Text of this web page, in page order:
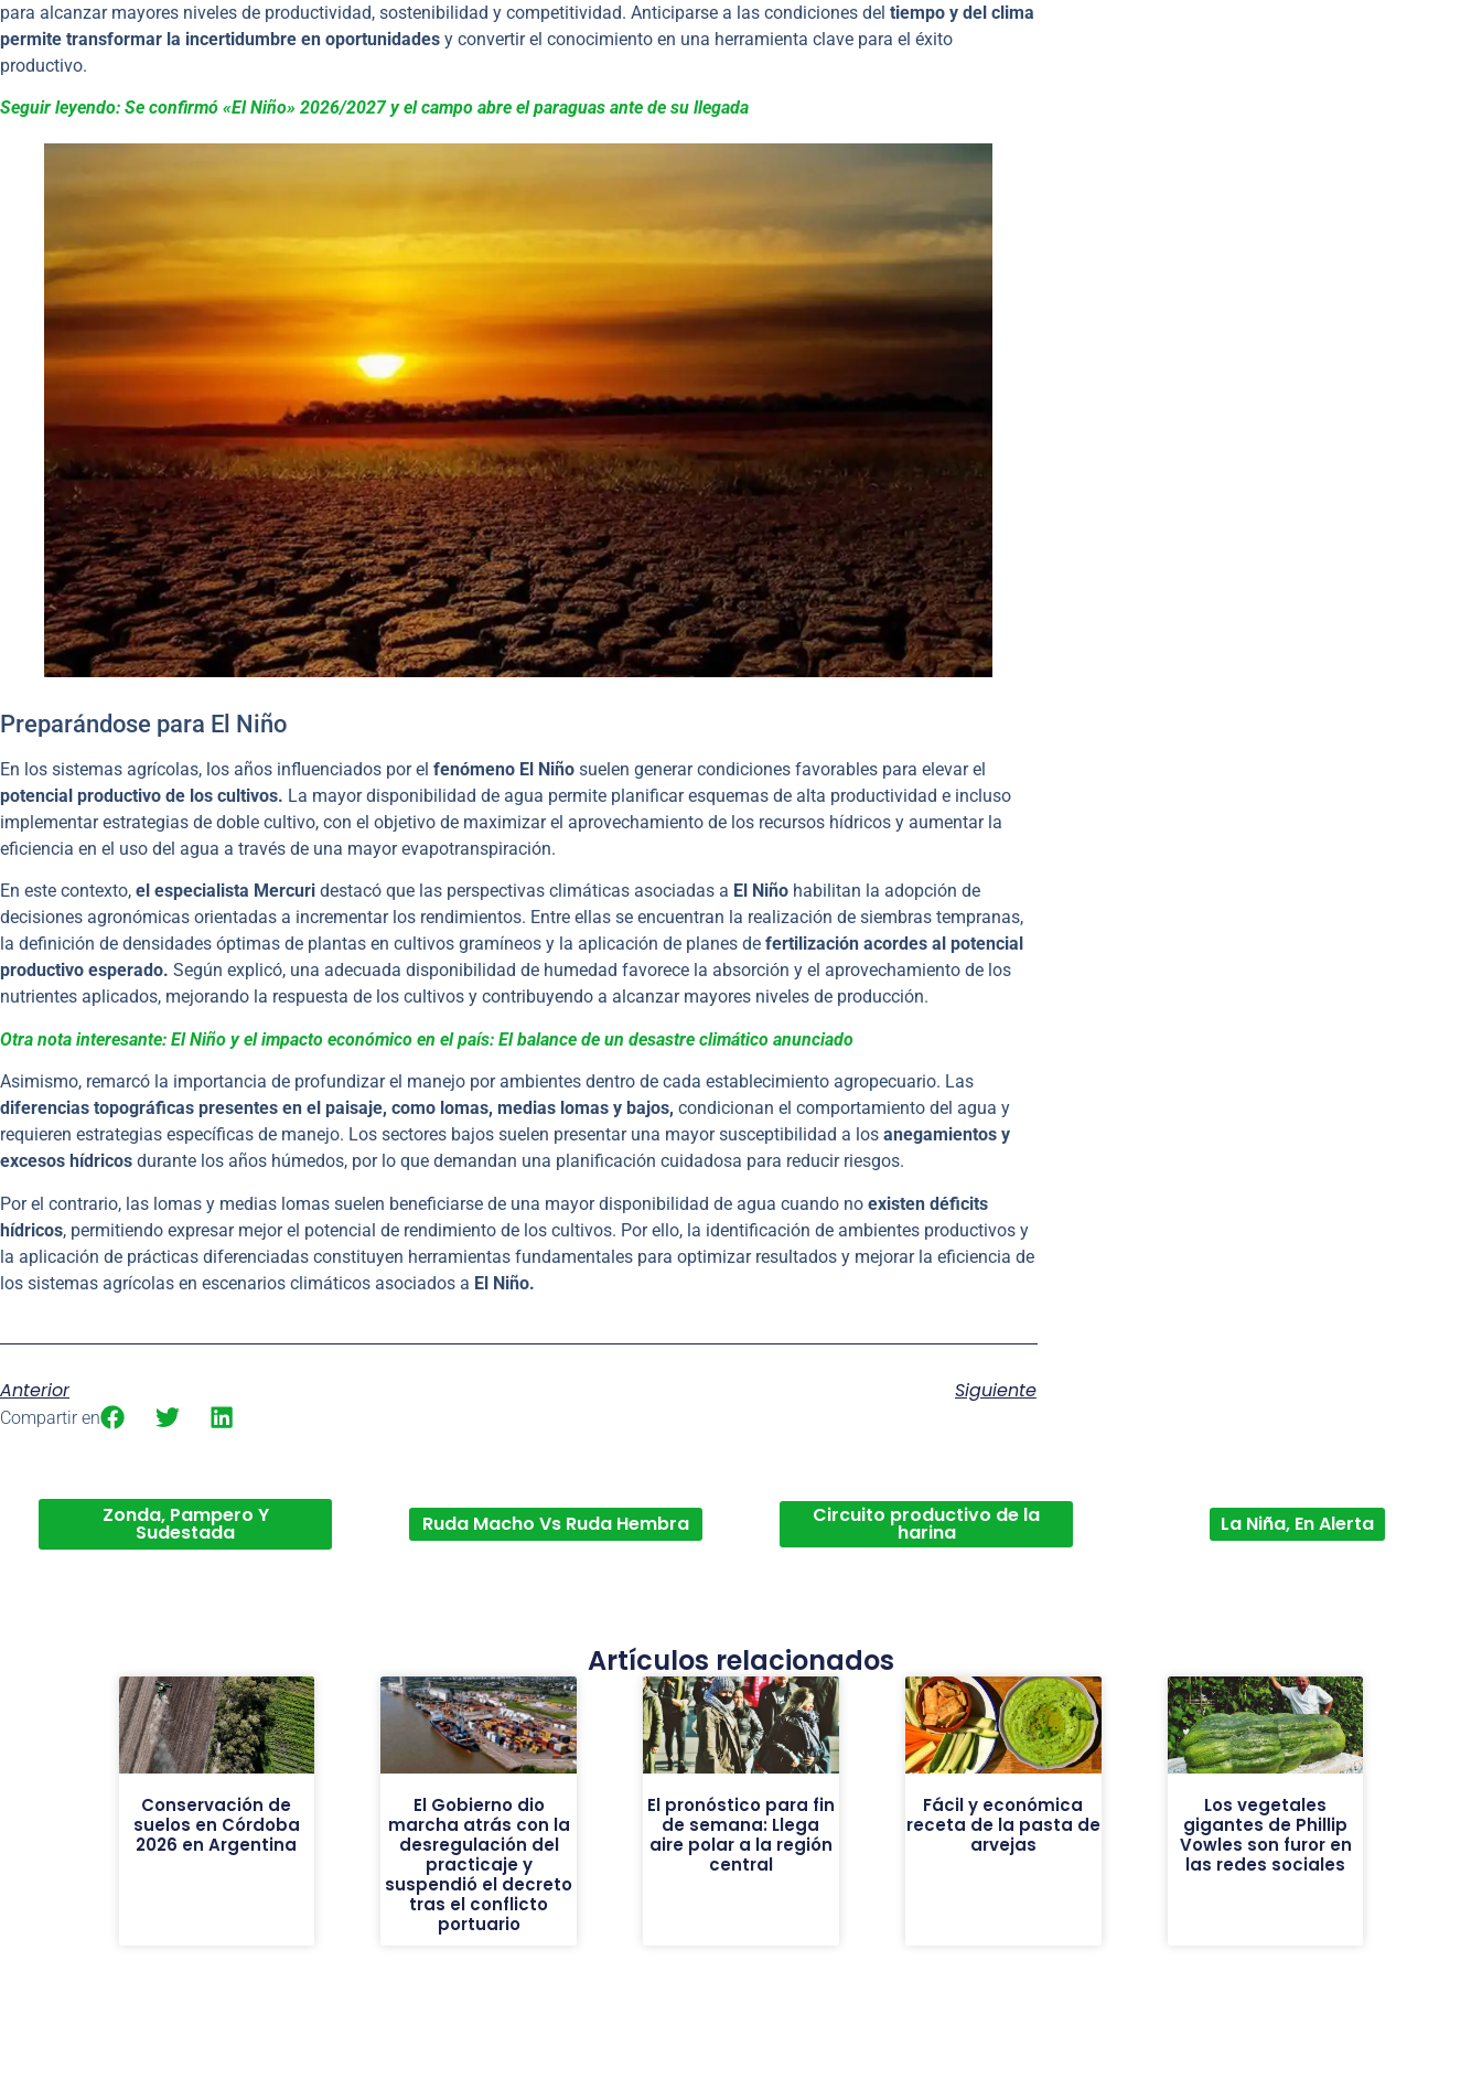
para alcanzar mayores niveles de productividad, sostenibilidad y competitividad. Anticiparse a las condiciones del tiempo y del clima
permite transformar la incertidumbre en oportunidades y convertir el conocimiento en una herramienta clave para el éxito
productivo.
Seguir leyendo: Se confirmó «El Niño» 2026/2027 y el campo abre el paraguas ante de su llegada
Preparándose para El Niño
En los sistemas agrícolas, los años influenciados por el fenómeno El Niño suelen generar condiciones favorables para elevar el
potencial productivo de los cultivos. La mayor disponibilidad de agua permite planificar esquemas de alta productividad e incluso
implementar estrategias de doble cultivo, con el objetivo de maximizar el aprovechamiento de los recursos hídricos y aumentar la
eficiencia en el uso del agua a través de una mayor evapotranspiración.
En este contexto, el especialista Mercuri destacó que las perspectivas climáticas asociadas a El Niño habilitan la adopción de
decisiones agronómicas orientadas a incrementar los rendimientos. Entre ellas se encuentran la realización de siembras tempranas,
la definición de densidades óptimas de plantas en cultivos gramíneos y la aplicación de planes de fertilización acordes al potencial
productivo esperado. Según explicó, una adecuada disponibilidad de humedad favorece la absorción y el aprovechamiento de los
nutrientes aplicados, mejorando la respuesta de los cultivos y contribuyendo a alcanzar mayores niveles de producción.
Otra nota interesante: El Niño y el impacto económico en el país: El balance de un desastre climático anunciado
Asimismo, remarcó la importancia de profundizar el manejo por ambientes dentro de cada establecimiento agropecuario. Las
diferencias topográficas presentes en el paisaje, como lomas, medias lomas y bajos, condicionan el comportamiento del agua y
requieren estrategias específicas de manejo. Los sectores bajos suelen presentar una mayor susceptibilidad a los anegamientos y
excesos hídricos durante los años húmedos, por lo que demandan una planificación cuidadosa para reducir riesgos.
Por el contrario, las lomas y medias lomas suelen beneficiarse de una mayor disponibilidad de agua cuando no existen déficits
hídricos, permitiendo expresar mejor el potencial de rendimiento de los cultivos. Por ello, la identificación de ambientes productivos y
la aplicación de prácticas diferenciadas constituyen herramientas fundamentales para optimizar resultados y mejorar la eficiencia de
los sistemas agrícolas en escenarios climáticos asociados a El Niño.
Anterior Siguiente
Compartir en
Zonda, Pampero Y
Sudestada Ruda Macho Vs Ruda Hembra Circuito productivo de la
harina La Niña, En Alerta
Artículos relacionados
Conservación de
suelos en Córdoba
2026 en Argentina
El Gobierno dio
marcha atrás con la
desregulación del
practicaje y
suspendió el decreto
tras el conflicto
portuario
El pronóstico para fin
de semana: Llega
aire polar a la región
central
Fácil y económica
receta de la pasta de
arvejas
Los vegetales
gigantes de Phillip
Vowles son furor en
las redes sociales